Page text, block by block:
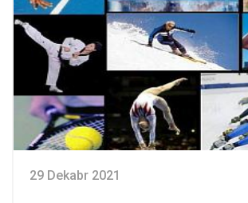
29 Dekabr 2021